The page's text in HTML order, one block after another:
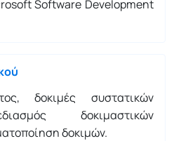
Software Development
δοκιμές συστατικών
δοκιμαστικών
δοκιμών.